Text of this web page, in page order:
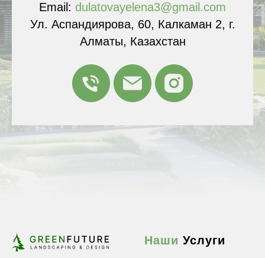
Email: dulatovayelena3@gmail.com
Ул. Аспандиярова, 60, Калкаман 2, г.
Алматы, Казахстан
Наши Услуги